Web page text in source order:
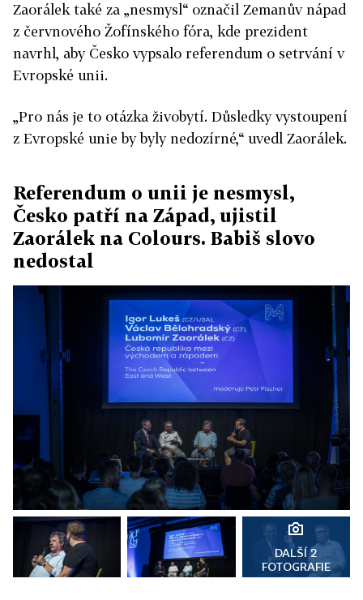
Zaorálek také za „nesmysl“ označil Zemanův nápad
z červnového Žofínského fóra, kde prezident
navrhl, aby Česko vypsalo referendum o setrvání v
Evropské unii.
„Pro nás je to otázka živobytí. Důsledky vystoupení
z Evropské unie by byly nedozírné,“ uvedl Zaorálek.
Referendum o unii je nesmysl,
Česko patří na Západ, ujistil
Zaorálek na Colours. Babiš slovo
nedostal
DALŠÍ 2
FOTOGRAFIE